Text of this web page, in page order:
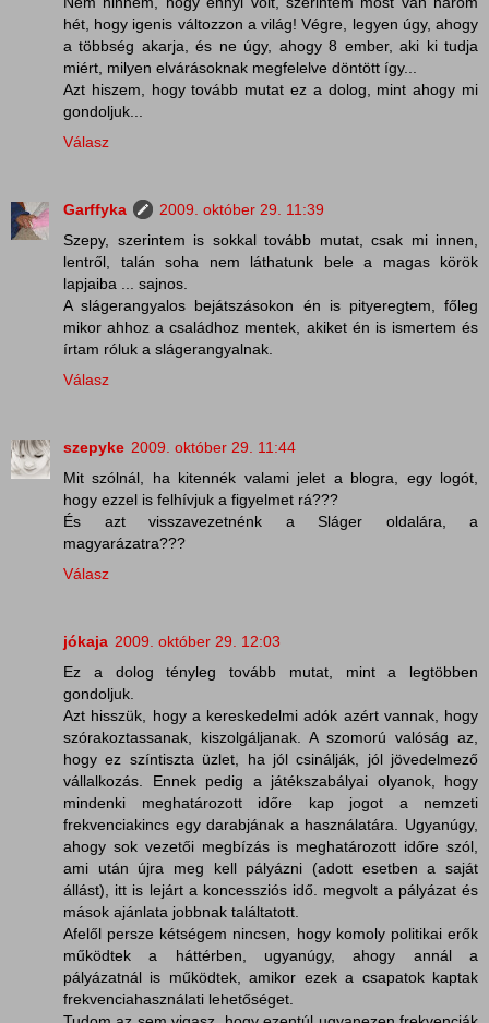
hét, hogy igenis változzon a világ! Végre, legyen úgy, ahogy
a többség akarja, és ne úgy, ahogy 8 ember, aki ki tudja
miért, milyen elvárásoknak megfelelve döntött így...
Azt hiszem, hogy tovább mutat ez a dolog, mint ahogy mi
gondoljuk...
Válasz
Garffyka
2009. október 29. 11:39
Szepy, szerintem is sokkal tovább mutat, csak mi innen,
lentről, talán soha nem láthatunk bele a magas körök
lapjaiba ... sajnos.
A slágerangyalos bejátszásokon én is pityeregtem, főleg
mikor ahhoz a családhoz mentek, akiket én is ismertem és
írtam róluk a slágerangyalnak.
Válasz
szepyke 2009. október 29. 11:44
Mit szólnál, ha kitennék valami jelet a blogra, egy logót,
hogy ezzel is felhívjuk a figyelmet rá???
És azt visszavezetnénk a Sláger oldalára, a
magyarázatra???
Válasz
jókaja 2009. október 29. 12:03
Ez a dolog tényleg tovább mutat, mint a legtöbben
gondoljuk.
Azt hisszük, hogy a kereskedelmi adók azért vannak, hogy
szórakoztassanak, kiszolgáljanak. A szomorú valóság az,
hogy ez színtiszta üzlet, ha jól csinálják, jól jövedelmező
vállalkozás. Ennek pedig a játékszabályai olyanok, hogy
mindenki meghatározott időre kap jogot a nemzeti
frekvenciakincs egy darabjának a használatára. Ugyanúgy,
ahogy sok vezetői megbízás is meghatározott időre szól,
ami után újra meg kell pályázni (adott esetben a saját
állást), itt is lejárt a koncessziós idő. megvolt a pályázat és
mások ajánlata jobbnak találtatott.
Afelől persze kétségem nincsen, hogy komoly politikai erők
működtek a háttérben, ugyanúgy, ahogy annál a
pályázatnál is működtek, amikor ezek a csapatok kaptak
frekvenciahasználati lehetőséget.